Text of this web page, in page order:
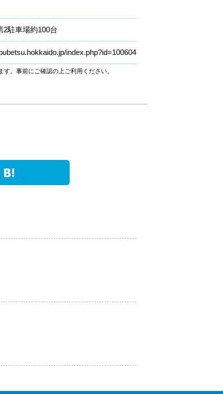
2駐車場約100台
index.php?id=100604
。事前にご確認の上ご利用ください。